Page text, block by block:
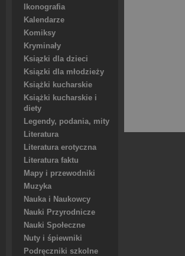
Ikonografia
Kalendarze
Komiksy
Kryminały
Ksiązki dla dzieci
Ksiązki dla młodzieży
Książki kucharskie
Książki kucharskie i
diety
Legendy, podania, mity
Literatura
Literatura erotyczna
Literatura faktu
Mapy i przewodniki
Muzyka
Nauka i Naukowcy
Nauki Przyrodnicze
Nauki Społeczne
Nuty i śpiewniki
Podręczniki szkolne